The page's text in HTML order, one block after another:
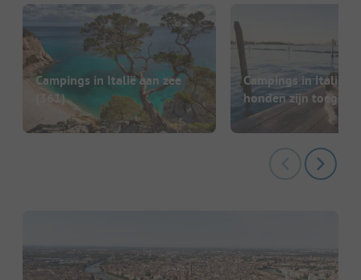
Campings in Italië aan zee
(361)
Campings in Italië
honden zijn